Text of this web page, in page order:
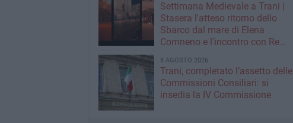
Settimana Medievale a Trani |
Stasera l'atteso ritorno dello
Sbarco dal mare di Elena
Comneno e l'incontro con Re
8 AGOSTO 2026
Trani, completato l’assetto delle
Commissioni Consiliari: si
insedia la IV Commissione